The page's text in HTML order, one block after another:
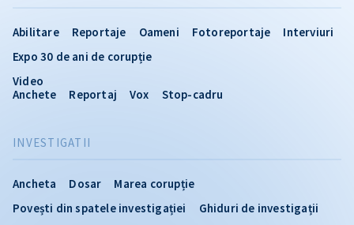
INVESTIGATII
Ancheta Dosar
Marea corupție
Povești din spatele investigației
Ghiduri de investigații
Abilitare Reportaje Oameni Fotoreportaje
Interviuri
Expo 30 de ani de corupție
Video
Anchete
Reportaj Vox Stop-cadru